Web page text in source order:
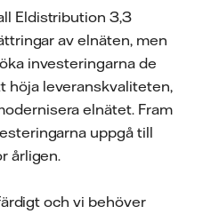
Eldistribution 3,3
av elnäten, men
investeringarna de
höja leveranskvaliteten,
elnätet. Fram
uppgå till
årligen.
och vi behöver